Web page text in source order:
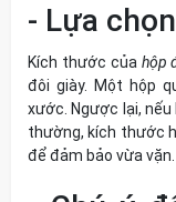
- Lựa
Kích thước của hộp
đôi giày. Một hộp
xước. Ngược lại,
thường, kích thước
để đảm bảo vừa vặn.